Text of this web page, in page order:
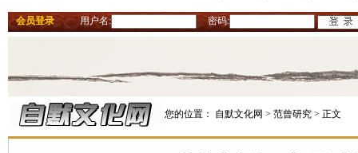
会员登录 用户名: 密码:
您的位置： 自默文化网 > 范曾研究 > 正文